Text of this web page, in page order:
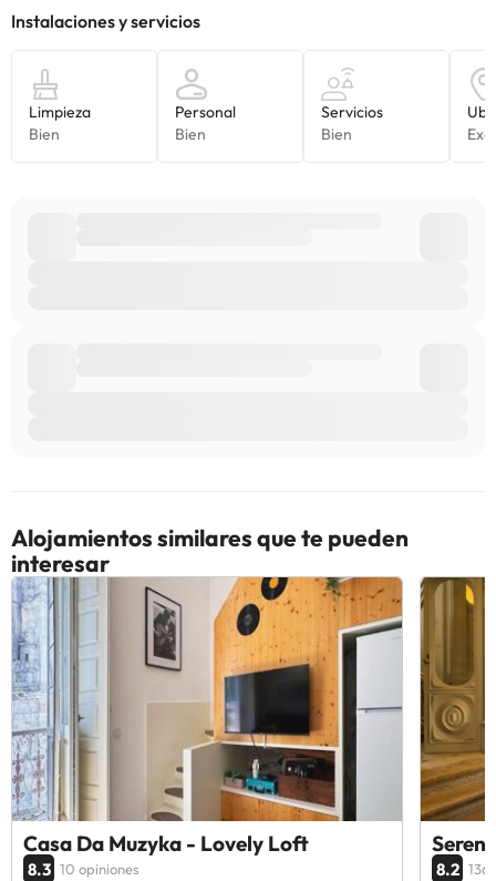
Alojamientos similares que te pueden
interesar
Casa Da Muzyka - Lovely Loft
8.3 10 opiniones 8.2